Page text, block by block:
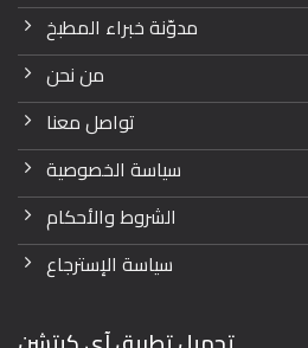
مدوّنة خبراء المطبخ
من نحن
تواصل معنا
سياسة الخصوصية
الشروط والأحكام
سياسة الإسترجاع